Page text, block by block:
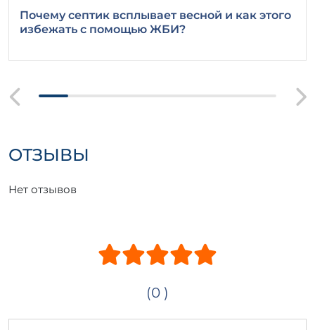
Почему септик всплывает весной и как этого
избежать с помощью ЖБИ?
ОТЗЫВЫ
Нет отзывов
(0 )